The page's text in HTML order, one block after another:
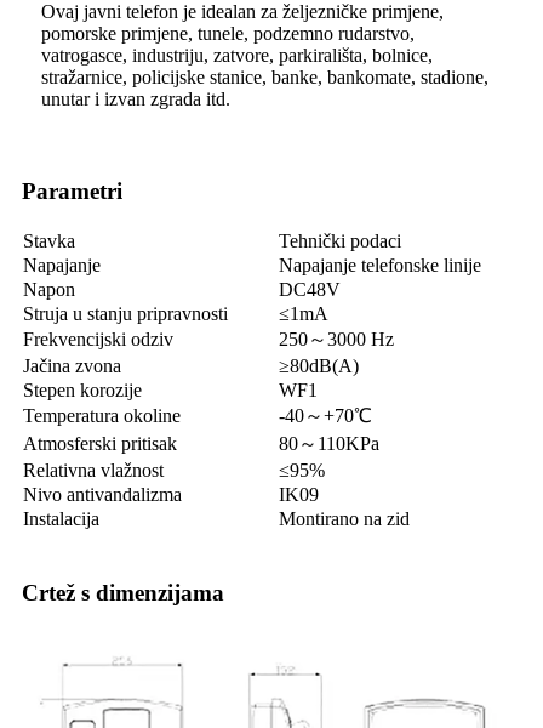
Ovaj javni telefon je idealan za željezničke primjene,
pomorske primjene, tunele, podzemno rudarstvo,
vatrogasce, industriju, zatvore, parkirališta, bolnice,
stražarnice, policijske stanice, banke, bankomate, stadione,
unutar i izvan zgrada itd.
Parametri
Stavka
Tehnički podaci
Napajanje
Napajanje telefonske linije
Napon
DC48V
Struja u stanju pripravnosti
≤1mA
Frekvencijski odziv
250～3000 Hz
Jačina zvona
≥80dB(A)
Stepen korozije
WF1
Temperatura okoline
-40～+70℃
Atmosferski pritisak
80～110KPa
Relativna vlažnost
≤95%
Nivo antivandalizma
IK09
Instalacija
Montirano na zid
Crtež s dimenzijama